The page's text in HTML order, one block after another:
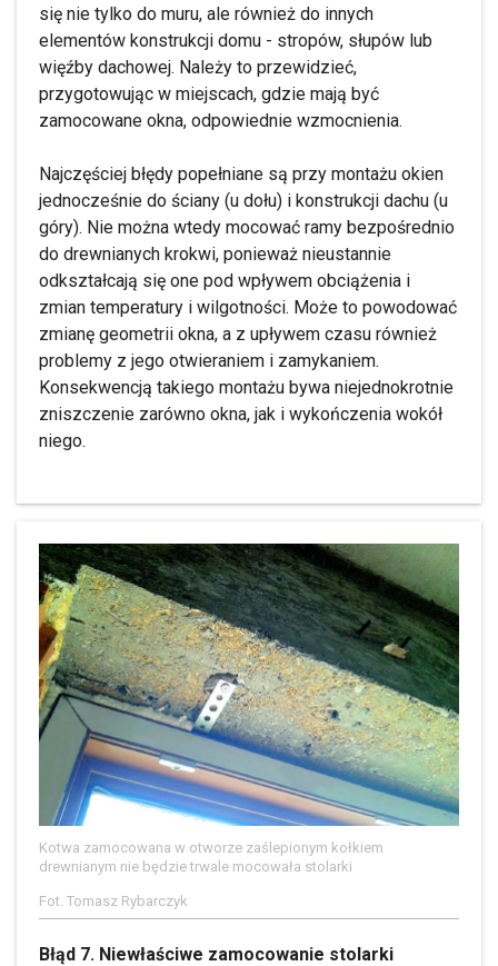
się nie tylko do muru, ale również do innych
elementów konstrukcji domu - stropów, słupów lub
więźby dachowej. Należy to przewidzieć,
przygotowując w miejscach, gdzie mają być
zamocowane okna, odpowiednie wzmocnienia.
Najczęściej błędy popełniane są przy montażu okien
jednocześnie do ściany (u dołu) i konstrukcji dachu (u
góry). Nie można wtedy mocować ramy bezpośrednio
do drewnianych krokwi, ponieważ nieustannie
odkształcają się one pod wpływem obciążenia i
zmian temperatury i wilgotności. Może to powodować
zmianę geometrii okna, a z upływem czasu również
problemy z jego otwieraniem i zamykaniem.
Konsekwencją takiego montażu bywa niejednokrotnie
zniszczenie zarówno okna, jak i wykończenia wokół
niego.
Kotwa zamocowana w otworze zaślepionym kołkiem
drewnianym nie będzie trwale mocowała stolarki
Fot. Tomasz Rybarczyk
Błąd 7. Niewłaściwe zamocowanie stolarki